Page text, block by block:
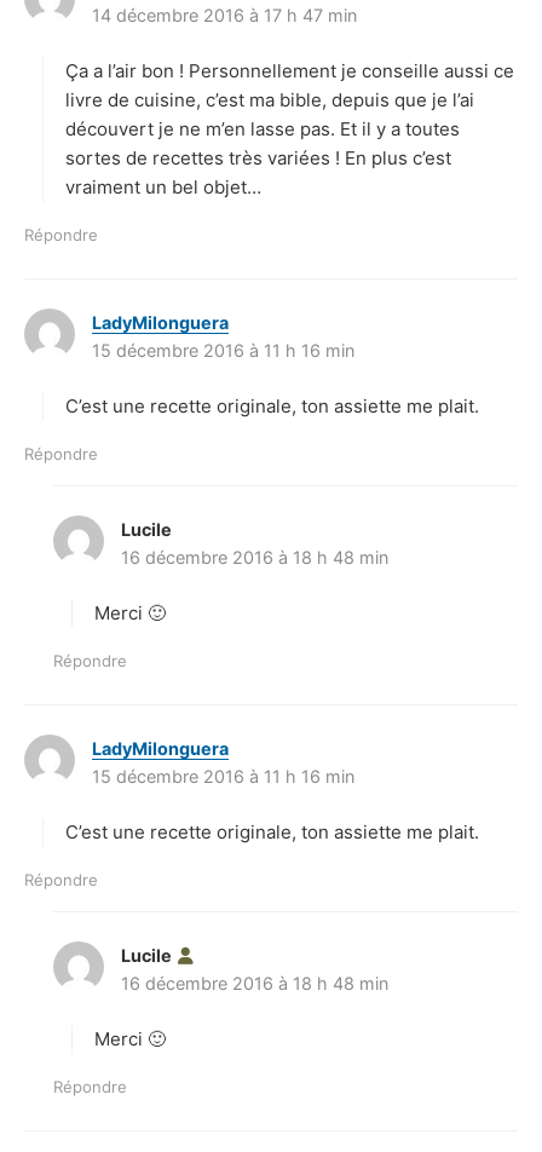
i
:
14 décembre 2016 à 17 h 47 min
Ça a l’air bon ! Personnellement je conseille aussi ce
livre de cuisine, c’est ma bible, depuis que je l’ai
découvert je ne m’en lasse pas. Et il y a toutes
sortes de recettes très variées ! En plus c’est
vraiment un bel objet…
Répondre
LadyMilonguera
i
15 décembre 2016 à 11 h 16 min
C’est une recette originale, ton assiette me plait.
Répondre
Lucile
i
16 décembre 2016 à 18 h 48 min
Merci 🙂
Répondre
LadyMilonguera
i
15 décembre 2016 à 11 h 16 min
C’est une recette originale, ton assiette me plait.
Répondre
Lucile
i
16 décembre 2016 à 18 h 48 min
Merci 🙂
Répondre